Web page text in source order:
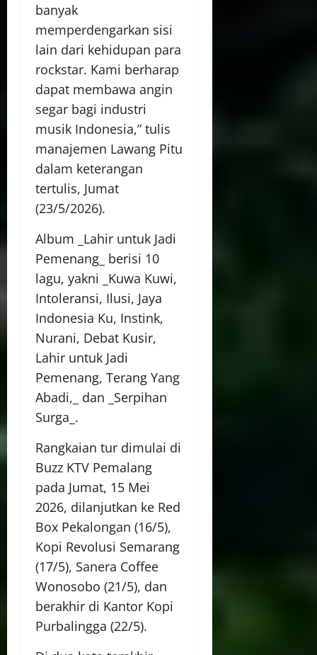
banyak
memperdengarkan sisi
lain dari kehidupan para
rockstar. Kami berharap
dapat membawa angin
segar bagi industri
musik Indonesia,” tulis
manajemen Lawang Pitu
dalam keterangan
tertulis, Jumat
(23/5/2026).
Album _Lahir untuk Jadi
Pemenang_ berisi 10
lagu, yakni _Kuwa Kuwi,
Intoleransi, Ilusi, Jaya
Indonesia Ku, Instink,
Nurani, Debat Kusir,
Lahir untuk Jadi
Pemenang, Terang Yang
Abadi,_ dan _Serpihan
Surga_.
Rangkaian tur dimulai di
Buzz KTV Pemalang
pada Jumat, 15 Mei
2026, dilanjutkan ke Red
Box Pekalongan (16/5),
Kopi Revolusi Semarang
(17/5), Sanera Coffee
Wonosobo (21/5), dan
berakhir di Kantor Kopi
Purbalingga (22/5).